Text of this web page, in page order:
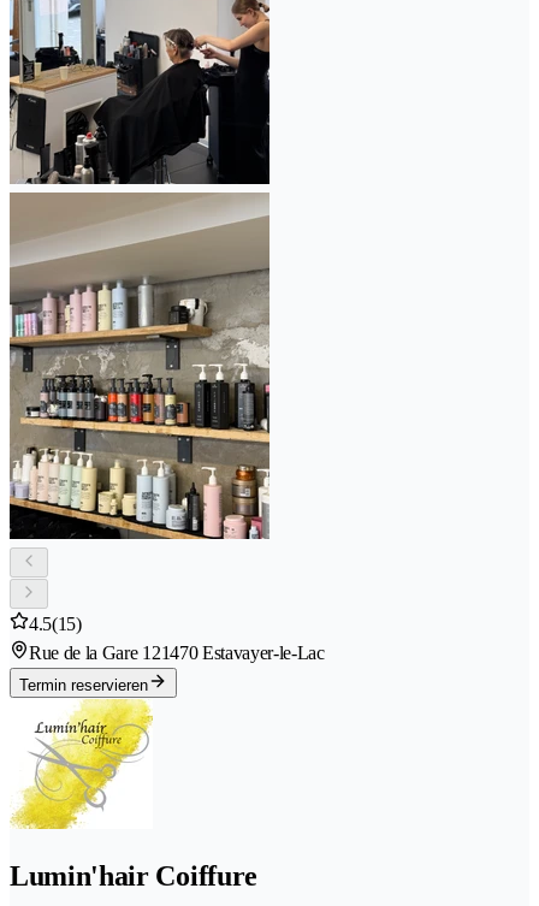
4.5(15)
Rue de la Gare 121470 Estavayer-le-Lac
Termin reservieren
Lumin'hair Coiffure